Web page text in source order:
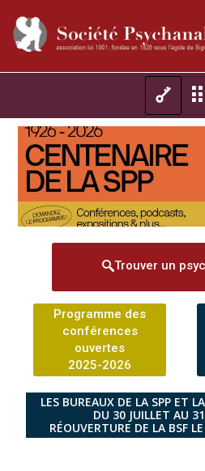
Trouver un
Programme des
conférences
ouvertes
2025-2026
LES BUREAUX DE LA SPP ET
DU 30 JUILLET AU
RÉOUVERTURE DE LA BSF